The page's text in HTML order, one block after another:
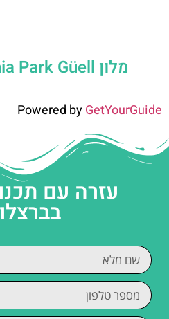
מלון Hotel Catalonia Park Güell
Powered byGetYourGuide
עזרה עם